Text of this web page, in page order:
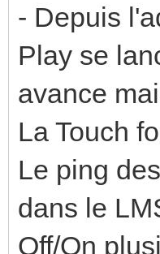
- Depuis
Play se
avance
La Touch
Le ping
dans le
Off/On